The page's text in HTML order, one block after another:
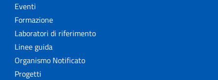
Eventi
Formazione
Laboratori di riferimento
Linee guida
Organismo Notificato
Progetti